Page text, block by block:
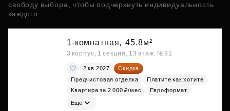
свободу выбора, чтобы подчеркнуть индивидуальность
каждого
1-комнатная, 45.8м²
3 корпус, 1 секция, 13 этаж, №91
2 кв 2027
Скидка
Предчистовая отделка
Платите как хотите
Квартира за 2 000 ₽/мес
Евроформат
Ещё